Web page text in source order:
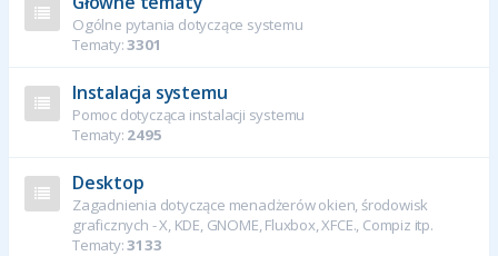
Ogólne pytania dotyczące systemu
Tematy:3301
Instalacja systemu
Pomoc dotycząca instalacji systemu
Tematy: 2495
Desktop
Zagadnienia dotyczące menadżerów okien, środowisk
graficznych - X, KDE, GNOME, Fluxbox, XFCE., Compiz itp.
Tematy:3133